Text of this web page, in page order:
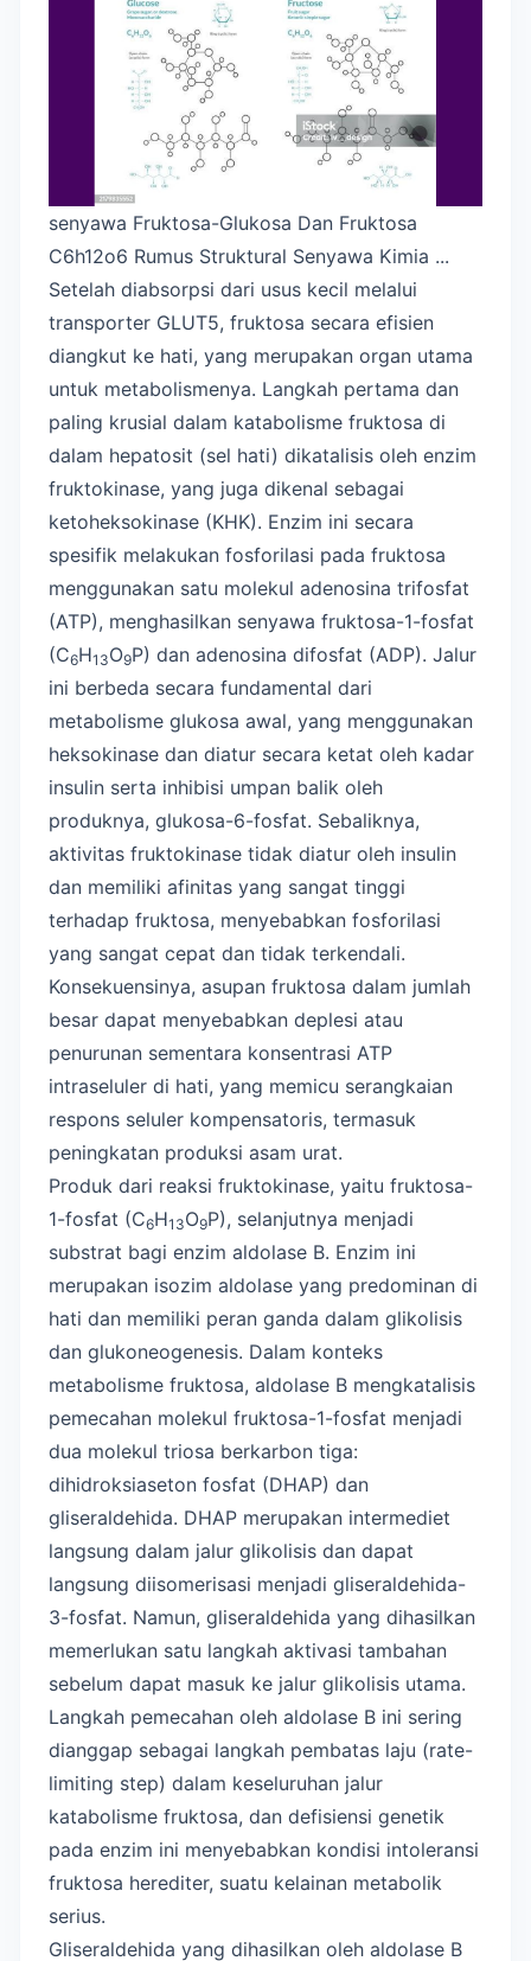
senyawa Fruktosa-Glukosa Dan Fruktosa
C6h12o6 Rumus Struktural Senyawa Kimia ...
Setelah diabsorpsi dari usus kecil melalui
transporter GLUT5, fruktosa secara efisien
diangkut ke hati, yang merupakan organ utama
untuk metabolismenya. Langkah pertama dan
paling krusial dalam katabolisme fruktosa di
dalam hepatosit (sel hati) dikatalisis oleh enzim
fruktokinase, yang juga dikenal sebagai
ketoheksokinase (KHK). Enzim ini secara
spesifik melakukan fosforilasi pada fruktosa
menggunakan satu molekul adenosina trifosfat
(ATP), menghasilkan senyawa fruktosa-1-fosfat
(C6H13O9P) dan adenosina difosfat (ADP). Jalur
ini berbeda secara fundamental dari
metabolisme glukosa awal, yang menggunakan
heksokinase dan diatur secara ketat oleh kadar
insulin serta inhibisi umpan balik oleh
produknya, glukosa-6-fosfat. Sebaliknya,
aktivitas fruktokinase tidak diatur oleh insulin
dan memiliki afinitas yang sangat tinggi
terhadap fruktosa, menyebabkan fosforilasi
yang sangat cepat dan tidak terkendali.
Konsekuensinya, asupan fruktosa dalam jumlah
besar dapat menyebabkan deplesi atau
penurunan sementara konsentrasi ATP
intraseluler di hati, yang memicu serangkaian
respons seluler kompensatoris, termasuk
peningkatan produksi asam urat.
Produk dari reaksi fruktokinase, yaitu fruktosa-
1-fosfat (C6H13O9P), selanjutnya menjadi
substrat bagi enzim aldolase B. Enzim ini
merupakan isozim aldolase yang predominan di
hati dan memiliki peran ganda dalam glikolisis
dan glukoneogenesis. Dalam konteks
metabolisme fruktosa, aldolase B mengkatalisis
pemecahan molekul fruktosa-1-fosfat menjadi
dua molekul triosa berkarbon tiga:
dihidroksiaseton fosfat (DHAP) dan
gliseraldehida. DHAP merupakan intermediet
langsung dalam jalur glikolisis dan dapat
langsung diisomerisasi menjadi gliseraldehida-
3-fosfat. Namun, gliseraldehida yang dihasilkan
memerlukan satu langkah aktivasi tambahan
sebelum dapat masuk ke jalur glikolisis utama.
Langkah pemecahan oleh aldolase B ini sering
dianggap sebagai langkah pembatas laju (rate-
limiting step) dalam keseluruhan jalur
katabolisme fruktosa, dan defisiensi genetik
pada enzim ini menyebabkan kondisi intoleransi
fruktosa herediter, suatu kelainan metabolik
serius.
Gliseraldehida yang dihasilkan oleh aldolase B